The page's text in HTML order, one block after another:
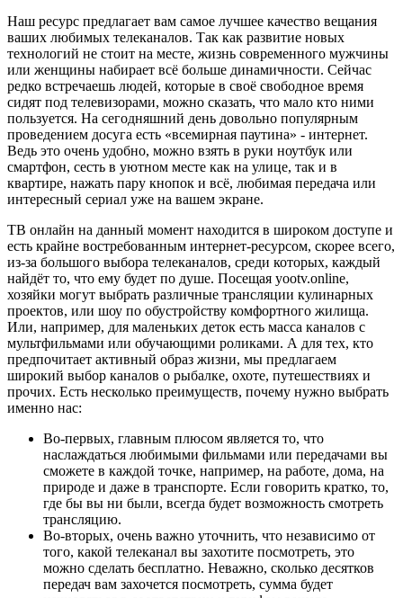
Наш ресурс предлагает вам самое лучшее качество вещания
ваших любимых телеканалов. Так как развитие новых
технологий не стоит на месте, жизнь современного мужчины
или женщины набирает всё больше динамичности. Сейчас
редко встречаешь людей, которые в своё свободное время
сидят под телевизорами, можно сказать, что мало кто ними
пользуется. На сегодняшний день довольно популярным
проведением досуга есть «всемирная паутина» - интернет.
Ведь это очень удобно, можно взять в руки ноутбук или
смартфон, сесть в уютном месте как на улице, так и в
квартире, нажать пару кнопок и всё, любимая передача или
интересный сериал уже на вашем экране.
ТВ онлайн на данный момент находится в широком доступе и
есть крайне востребованным интернет-ресурсом, скорее всего,
из-за большого выбора телеканалов, среди которых, каждый
найдёт то, что ему будет по душе. Посещая yootv.online,
хозяйки могут выбрать различные трансляции кулинарных
проектов, или шоу по обустройству комфортного жилища.
Или, например, для маленьких деток есть масса каналов с
мультфильмами или обучающими роликами. А для тех, кто
предпочитает активный образ жизни, мы предлагаем
широкий выбор каналов о рыбалке, охоте, путешествиях и
прочих. Есть несколько преимуществ, почему нужно выбрать
именно нас:
Во-первых, главным плюсом является то, что
наслаждаться любимыми фильмами или передачами вы
сможете в каждой точке, например, на работе, дома, на
природе и даже в транспорте. Если говорить кратко, то,
где бы вы ни были, всегда будет возможность смотреть
трансляцию.
Во-вторых, очень важно уточнить, что независимо от
того, какой телеканал вы захотите посмотреть, это
можно сделать бесплатно. Неважно, сколько десятков
передач вам захочется посмотреть, сумма будет